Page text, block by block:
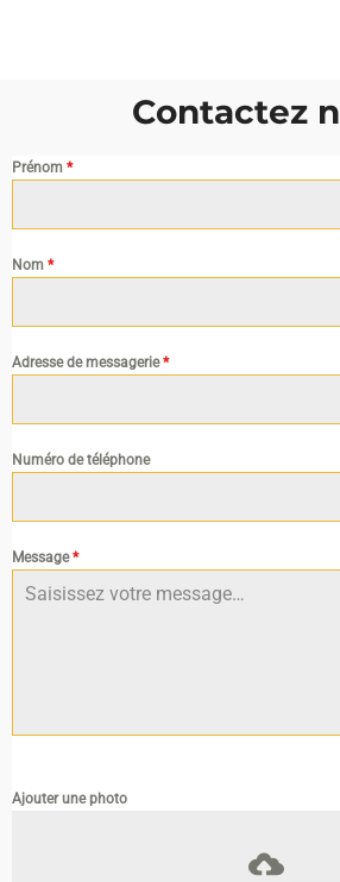
Contactez
Prénom *
Nom *
Adresse de messagerie*
Numéro de téléphone
Message*
Ajouter une photo